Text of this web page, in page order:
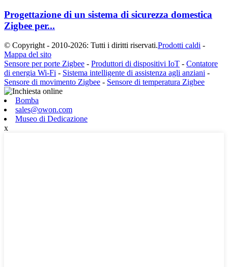
Progettazione di un sistema di sicurezza domestica
Zigbee per...
© Copyright - 2010-2026: Tutti i diritti riservati.Prodotti caldi -
Mappa del sito
Sensore per porte Zigbee - Produttori di dispositivi IoT - Contatore
di energia Wi-Fi - Sistema intelligente di assistenza agli anziani -
Sensore di movimento Zigbee - Sensore di temperatura Zigbee
Bomba
sales@owon.com
Museo di Dedicazione
x